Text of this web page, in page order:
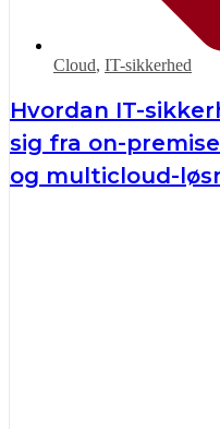
Cloud, IT-sikkerhed
Hvordan IT-
sig fra on-
og multicloud-